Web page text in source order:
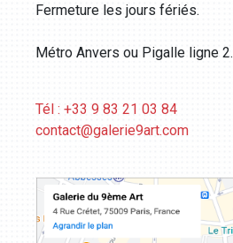
Fermeture les jours fériés.
Métro Anvers ou Pigalle ligne 2.
Tél : +33 9 83 21 03 84
contact@galerie9art.com